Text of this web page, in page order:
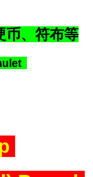
币、符布等